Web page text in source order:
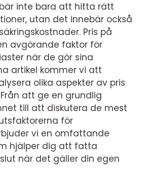
inte bara att hitta rätt
utan det innebär också
Pris på
avgörande faktor för
när de gör sina
artikel kommer vi att
olika aspekter av pris
att ge en grundlig
till att diskutera de mest
för
vi en omfattande
hjälper dig att fatta
när det gäller din egen